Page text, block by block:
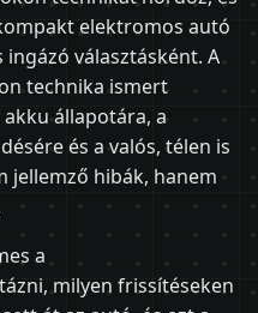
elektromos autó
választásként. A
technika ismert
állapotára, a
és a valós, télen is
jellemző hibák, hanem
a
milyen frissítéseken